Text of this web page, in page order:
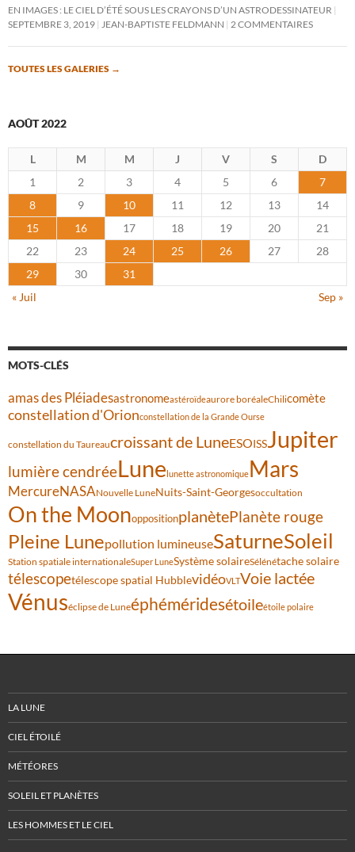
EN IMAGES : LE CIEL D’ÉTÉ SOUS LES CRAYONS D’UN ASTRODESSINATEUR
SEPTEMBRE 3, 2019 JEAN-BAPTISTE FELDMANN 2 COMMENTAIRES
TOUTES LES GALERIES →
AOÛT 2022
L M M J V S
D
1
2 3 4 5 6
7
8
9 10 11 12 13
14
15
16 17 18 19 20
21
22
23 24 25 26 27
28
29
30
31
« Juil
Sep »
MOTS-CLÉS
amas des Pléiadesastronomeastéroïdeaurore boréaleChilicomète
constellation d'Orionconstellation de la Grande Ourse
constellation du Taureaucroissant de LuneESOISSJupiter
lumière cendréeLune lunette astronomiqueMars
MercureNASANouvelle LuneNuits-Saint-Georgesoccultation
On the MoonoppositionplanètePlanète rouge
Pleine Lunepollution lumineuseSaturneSoleil
Station spatiale internationaleSuper LuneSystème solaireSélénétache solaire
télescopetélescope spatial HubblevidéoVLTVoie lactée
Vénuséclipse de Luneéphéméridesétoileétoile polaire
LA LUNE
CIEL ÉTOILÉ
MÉTÉORES
SOLEIL ET PLANÈTES
LES HOMMES ET LE CIEL